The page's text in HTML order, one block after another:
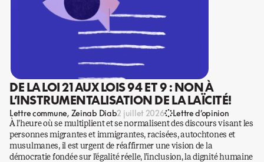
DE LA LOI 21 AUX LOIS 94 ET 9 : NON À
L’INSTRUMENTALISATION DE LA LAÏCITÉ!
Lettre commune Zeinab Diab2 juillet 2026 Lettre d’opinion
À l’heure où se multiplient et se normalisent des discours visant les
personnes migrantes et immigrantes, racisées, autochtones et
musulmanes, il est urgent de réaffirmer une vision de la
démocratie fondée sur l’égalité réelle, l’inclusion, la dignité humaine